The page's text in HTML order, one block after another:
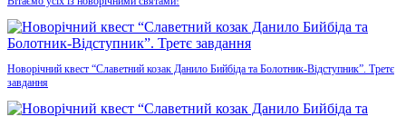
Новорічний квест “Славетний козак Данило Бийбіда та Болотник-Відступник”. Третє
завдання